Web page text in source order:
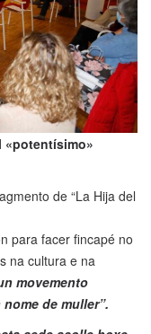
«potentísimo»
de “La Hija del
para facer fincapé no
na cultura e na
movemento
de muller”.